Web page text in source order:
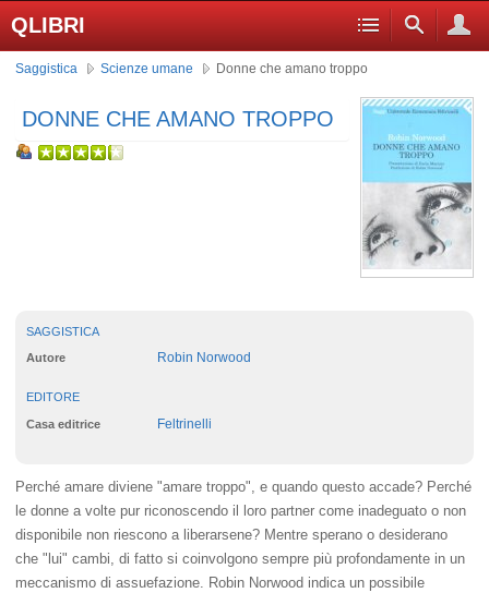
QLIBRI
Saggistica Scienze umane Donne che amano troppo
DONNE CHE AMANO TROPPO
SAGGISTICA
Autore Robin Norwood
EDITORE
Casa editrice Feltrinelli
Perché amare diviene "amare troppo", e quando questo accade? Perché
le donne a volte pur riconoscendo il loro partner come inadeguato o non
disponibile non riescono a liberarsene? Mentre sperano o desiderano
che "lui" cambi, di fatto si coinvolgono sempre più profondamente in un
meccanismo di assuefazione. Robin Norwood indica un possibile